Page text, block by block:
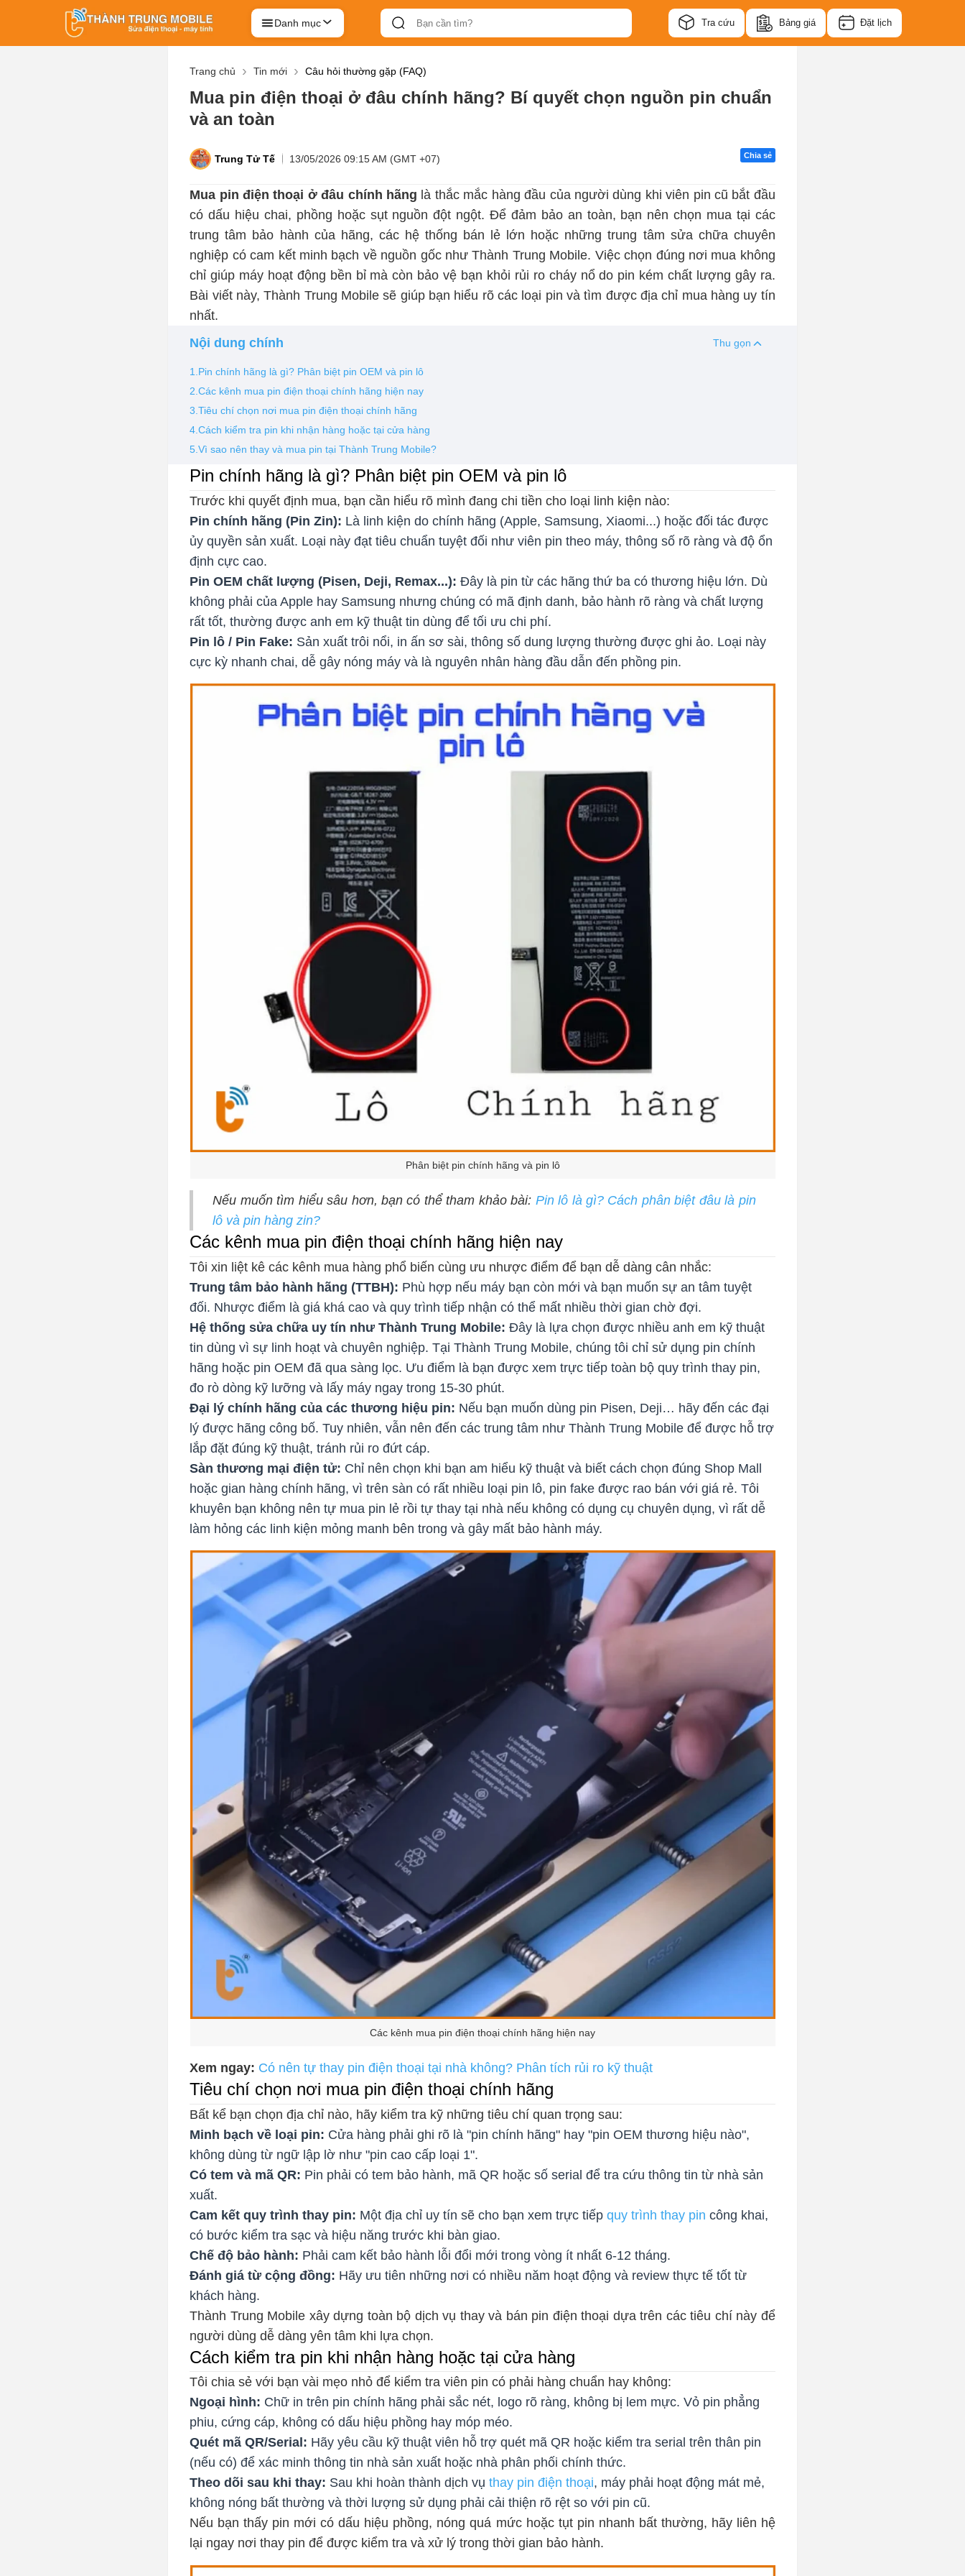
Danh mục Tra cứu Bảng giá Đặt lịch
Trang chủ Tin mới Câu hỏi thường gặp (FAQ)
Mua pin điện thoại ở đâu chính hãng? Bí quyết chọn nguồn pin chuẩn
và an toàn
Trung Tử Tế 13/05/2026 09:15 AM (GMT +07) Chia sẻ
Mua pin điện thoại ở đâu chính hãng là thắc mắc hàng đầu của người dùng khi viên pin cũ bắt đầu
có dấu hiệu chai, phồng hoặc sụt nguồn đột ngột. Để đảm bảo an toàn, bạn nên chọn mua tại các
trung tâm bảo hành của hãng, các hệ thống bán lẻ lớn hoặc những trung tâm sửa chữa chuyên
nghiệp có cam kết minh bạch về nguồn gốc như Thành Trung Mobile. Việc chọn đúng nơi mua không
chỉ giúp máy hoạt động bền bỉ mà còn bảo vệ bạn khỏi rủi ro cháy nổ do pin kém chất lượng gây ra.
Bài viết này, Thành Trung Mobile sẽ giúp bạn hiểu rõ các loại pin và tìm được địa chỉ mua hàng uy tín
nhất.
Nội dung chính
Thu gọn
1.Pin chính hãng là gì? Phân biệt pin OEM và pin lô
2.Các kênh mua pin điện thoại chính hãng hiện nay
3.Tiêu chí chọn nơi mua pin điện thoại chính hãng
4.Cách kiểm tra pin khi nhận hàng hoặc tại cửa hàng
5.Vì sao nên thay và mua pin tại Thành Trung Mobile?
Pin chính hãng là gì? Phân biệt pin OEM và pin lô
Trước khi quyết định mua, bạn cần hiểu rõ mình đang chi tiền cho loại linh kiện nào:
Pin chính hãng (Pin Zin): Là linh kiện do chính hãng (Apple, Samsung, Xiaomi...) hoặc đối tác được
ủy quyền sản xuất. Loại này đạt tiêu chuẩn tuyệt đối như viên pin theo máy, thông số rõ ràng và độ ổn
định cực cao.
Pin OEM chất lượng (Pisen, Deji, Remax...): Đây là pin từ các hãng thứ ba có thương hiệu lớn. Dù
không phải của Apple hay Samsung nhưng chúng có mã định danh, bảo hành rõ ràng và chất lượng
rất tốt, thường được anh em kỹ thuật tin dùng để tối ưu chi phí.
Pin lô / Pin Fake: Sản xuất trôi nổi, in ấn sơ sài, thông số dung lượng thường được ghi ảo. Loại này
cực kỳ nhanh chai, dễ gây nóng máy và là nguyên nhân hàng đầu dẫn đến phồng pin.
Phân biệt pin chính hãng và pin lô
Nếu muốn tìm hiểu sâu hơn, bạn có thể tham khảo bài: Pin lô là gì? Cách phân biệt đâu là pin
lô và pin hàng zin?
Các kênh mua pin điện thoại chính hãng hiện nay
Tôi xin liệt kê các kênh mua hàng phổ biến cùng ưu nhược điểm để bạn dễ dàng cân nhắc:
Trung tâm bảo hành hãng (TTBH): Phù hợp nếu máy bạn còn mới và bạn muốn sự an tâm tuyệt
đối. Nhược điểm là giá khá cao và quy trình tiếp nhận có thể mất nhiều thời gian chờ đợi.
Hệ thống sửa chữa uy tín như Thành Trung Mobile: Đây là lựa chọn được nhiều anh em kỹ thuật
tin dùng vì sự linh hoạt và chuyên nghiệp. Tại Thành Trung Mobile, chúng tôi chỉ sử dụng pin chính
hãng hoặc pin OEM đã qua sàng lọc. Ưu điểm là bạn được xem trực tiếp toàn bộ quy trình thay pin,
đo rò dòng kỹ lưỡng và lấy máy ngay trong 15-30 phút.
Đại lý chính hãng của các thương hiệu pin: Nếu bạn muốn dùng pin Pisen, Deji… hãy đến các đại
lý được hãng công bố. Tuy nhiên, vẫn nên đến các trung tâm như Thành Trung Mobile để được hỗ trợ
lắp đặt đúng kỹ thuật, tránh rủi ro đứt cáp.
Sàn thương mại điện tử: Chỉ nên chọn khi bạn am hiểu kỹ thuật và biết cách chọn đúng Shop Mall
hoặc gian hàng chính hãng, vì trên sàn có rất nhiều loại pin lô, pin fake được rao bán với giá rẻ. Tôi
khuyên bạn không nên tự mua pin lẻ rồi tự thay tại nhà nếu không có dụng cụ chuyên dụng, vì rất dễ
làm hỏng các linh kiện mỏng manh bên trong và gây mất bảo hành máy.
Các kênh mua pin điện thoại chính hãng hiện nay
Xem ngay: Có nên tự thay pin điện thoại tại nhà không? Phân tích rủi ro kỹ thuật
Tiêu chí chọn nơi mua pin điện thoại chính hãng
Bất kể bạn chọn địa chỉ nào, hãy kiểm tra kỹ những tiêu chí quan trọng sau:
Minh bạch về loại pin: Cửa hàng phải ghi rõ là "pin chính hãng" hay "pin OEM thương hiệu nào",
không dùng từ ngữ lập lờ như "pin cao cấp loại 1".
Có tem và mã QR: Pin phải có tem bảo hành, mã QR hoặc số serial để tra cứu thông tin từ nhà sản
xuất.
Cam kết quy trình thay pin: Một địa chỉ uy tín sẽ cho bạn xem trực tiếpquy trình thay pin công khai,
có bước kiểm tra sạc và hiệu năng trước khi bàn giao.
Chế độ bảo hành: Phải cam kết bảo hành lỗi đổi mới trong vòng ít nhất 6-12 tháng.
Đánh giá từ cộng đồng: Hãy ưu tiên những nơi có nhiều năm hoạt động và review thực tế tốt từ
khách hàng.
Thành Trung Mobile xây dựng toàn bộ dịch vụ thay và bán pin điện thoại dựa trên các tiêu chí này để
người dùng dễ dàng yên tâm khi lựa chọn.
Cách kiểm tra pin khi nhận hàng hoặc tại cửa hàng
Tôi chia sẻ với bạn vài mẹo nhỏ để kiểm tra viên pin có phải hàng chuẩn hay không:
Ngoại hình: Chữ in trên pin chính hãng phải sắc nét, logo rõ ràng, không bị lem mực. Vỏ pin phẳng
phiu, cứng cáp, không có dấu hiệu phồng hay móp méo.
Quét mã QR/Serial: Hãy yêu cầu kỹ thuật viên hỗ trợ quét mã QR hoặc kiểm tra serial trên thân pin
(nếu có) để xác minh thông tin nhà sản xuất hoặc nhà phân phối chính thức.
Theo dõi sau khi thay: Sau khi hoàn thành dịch vụthay pin điện thoại, máy phải hoạt động mát mẻ,
không nóng bất thường và thời lượng sử dụng phải cải thiện rõ rệt so với pin cũ.
Nếu bạn thấy pin mới có dấu hiệu phồng, nóng quá mức hoặc tụt pin nhanh bất thường, hãy liên hệ
lại ngay nơi thay pin để được kiểm tra và xử lý trong thời gian bảo hành.